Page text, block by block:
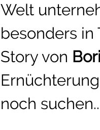
Welt
besonders in
Story von
noch